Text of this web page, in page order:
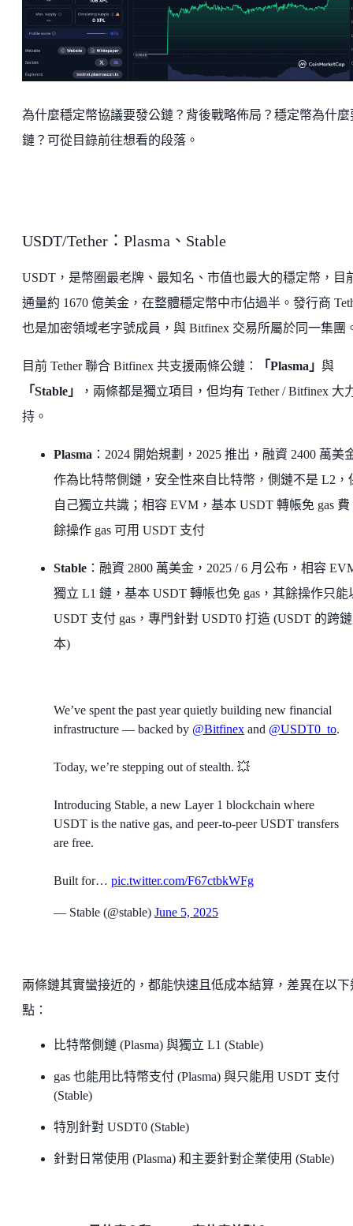
為什麼穩定幣協議要發公鏈？背後戰略佈局？穩定幣為什麼
鏈？可從目錄前往想看的段落。
USDT/Tether：Plasma、Stable
USDT，是幣圈最老牌、最知名、市值也最大的穩定幣，目
通量約 1670 億美金，在整體穩定幣中市佔過半。發行商
也是加密領域老字號成員，與 Bitfinex 交易所屬於同一集團
目前 Tether 聯合 Bitfinex 共支援兩條公鏈： 「Plasma」 與
「Stable」
，兩條都是獨立項目，但均有 Tether / Bitfinex 大
持。
Plasma ：2024 開始規劃，2025 推出，融資 2400 萬美
作為比特幣側鏈，安全性來自比特幣，側鏈不是 L2，
自己獨立共識；相容 EVM，基本 USDT 轉帳免 gas 費
餘操作 gas 可用 USDT 支付
Stable ：融資 2800 萬美金，2025 / 6 月公布，相容
獨立 L1 鏈，基本 USDT 轉帳也免 gas，其餘操作只能
USDT 支付 gas，專門針對 USDT0 打造 (USDT 的跨
本)
We’ve spent the past year quietly building new financial
infrastructure — backed by @Bitfinex and @USDT0_to.
Today, we’re stepping out of stealth. 💥
Introducing Stable, a new Layer 1 blockchain where
USDT is the native gas, and peer-to-peer USDT transfers
are free.
Built for… pic.twitter.com/F67ctbkWFg
— Stable (@stable) June 5, 2025
兩條鏈其實蠻接近的，都能快速且低成本結算，差異在以下
點：
比特幣側鏈 (Plasma) 與獨立 L1 (Stable)
gas 也能用比特幣支付 (Plasma) 與只能用 USDT 支付
(Stable)
特別針對 USDT0 (Stable)
針對日常使用 (Plasma) 和主要針對企業使用 (Stable)